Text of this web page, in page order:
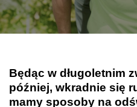
Będąc w długoletnim
później, wkradnie się
mamy sposoby na